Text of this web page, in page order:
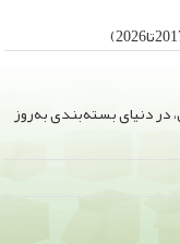
دنیای بسته‌بندی به‌روز